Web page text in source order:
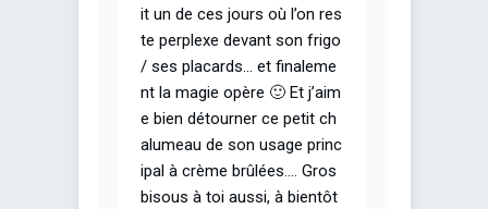
it un de ces jours où l’on res
te perplexe devant son frigo
/ ses placards… et finaleme
nt la magie opère 🙂 Et j’aim
e bien détourner ce petit ch
alumeau de son usage princ
ipal à crème brûlées…. Gros
bisous à toi aussi, à bientôt